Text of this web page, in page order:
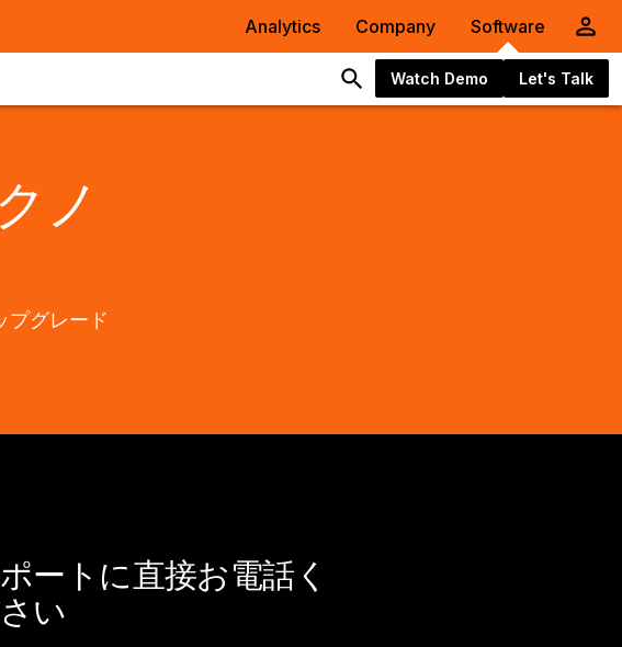
Analytics Company Software
Watch Demo Let's Talk
ノ
プグレード
ートに直接お電話く
い